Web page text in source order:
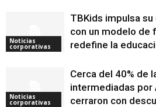
Noticias
corporativas
TBKids impulsa
con un modelo de
redefine la
Noticias
corporativas
Cerca del 40% de
intermediadas por
cerraron con